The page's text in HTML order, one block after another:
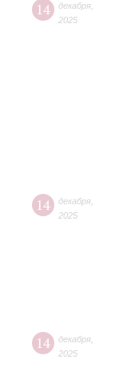
14 декабря
2025
14 декабря
2025
14 декабря
2025